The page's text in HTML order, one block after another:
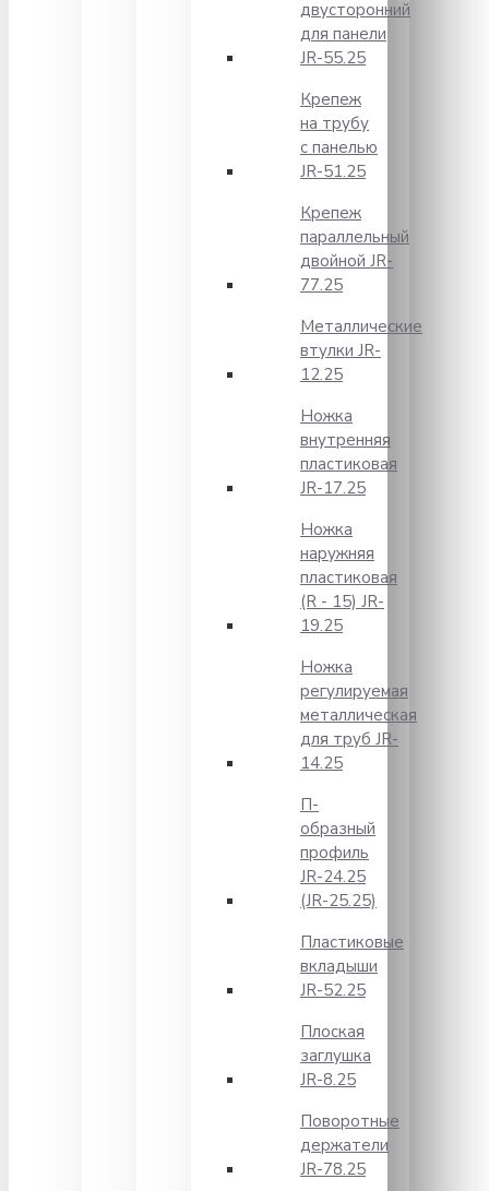
двусторонний
для панели
JR-55.25
Крепеж
на трубу
с панелью
JR-51.25
Крепеж
параллельный
двойной JR-
77.25
Металлические
втулки JR-
12.25
Ножка
внутренняя
пластиковая
JR-17.25
Ножка
наружняя
пластиковая
(R - 15) JR-
19.25
Ножка
регулируемая
металлическая
для труб JR-
14.25
П-
образный
профиль
JR-24.25
(JR-25.25)
Пластиковые
вкладыши
JR-52.25
Плоская
заглушка
JR-8.25
Поворотные
держатели
JR-78.25